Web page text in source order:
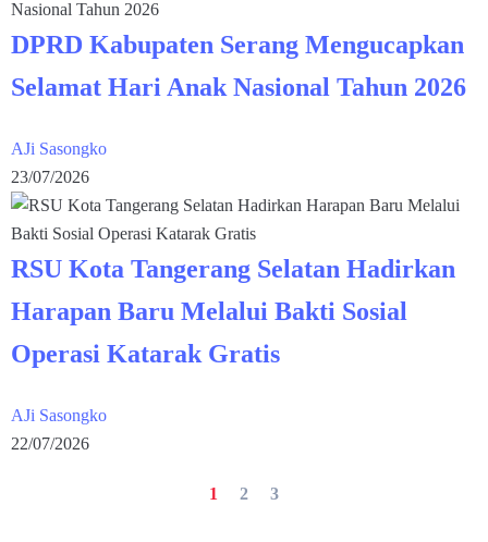
DPRD Kabupaten Serang Mengucapkan
Selamat Hari Anak Nasional Tahun 2026
AJi Sasongko
23/07/2026
RSU Kota Tangerang Selatan Hadirkan
Harapan Baru Melalui Bakti Sosial
Operasi Katarak Gratis
AJi Sasongko
22/07/2026
1 2 3